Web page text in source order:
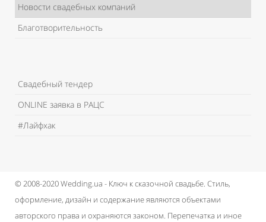
Новости свадебных компаний
Благотворительность
Свадебный тендер
ONLINE заявка в РАЦС
#Лайфхак
© 2008-2020 Wedding.ua - Ключ к сказочной свадьбе. Стиль,
оформление, дизайн и содержание являются объектами
авторского права и охраняются законом. Перепечатка и иное